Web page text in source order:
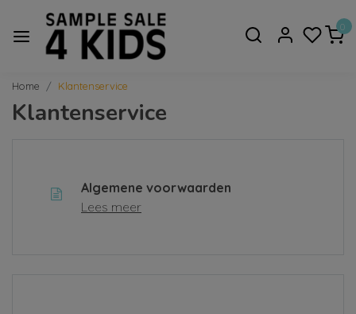
0
Home Klantenservice
Klantenservice
Algemene voorwaarden
Lees meer